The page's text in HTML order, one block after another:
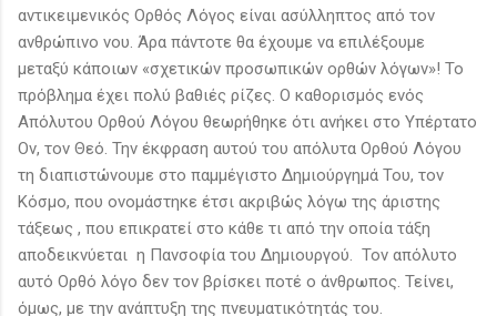
αντικειμενικός Ορθός Λόγος είναι ασύλληπτος από τον
ανθρώπινο νου. Άρα πάντοτε θα έχουμε να επιλέξουμε
μεταξύ κάποιων «σχετικών προσωπικών ορθών λόγων»! Το
πρόβλημα έχει πολύ βαθιές ρίζες. Ο καθορισμός ενός
Απόλυτου Ορθού Λόγου θεωρήθηκε ότι ανήκει στο Υπέρτατο
Ον, τον Θεό. Την έκφραση αυτού του απόλυτα Ορθού Λόγου
τη διαπιστώνουμε στο παμμέγιστο Δημιούργημά Του, τον
Κόσμο, που ονομάστηκε έτσι ακριβώς λόγω της άριστης
τάξεως , που επικρατεί στο κάθε τι από την οποία τάξη
αποδεικνύεται η Πανσοφία του Δημιουργού. Τον απόλυτο
αυτό Ορθό λόγο δεν τον βρίσκει ποτέ ο άνθρωπος. Τείνει,
όμως, με την ανάπτυξη της πνευματικότητάς του.